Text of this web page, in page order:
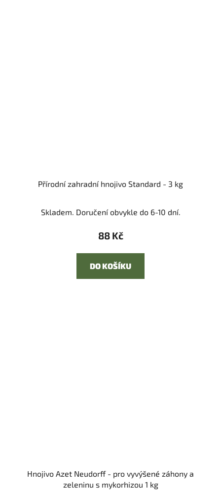
Přírodní zahradní hnojivo Standard - 3 kg
Skladem. Doručení obvykle do 6-10 dní.
88 Kč
DO KOŠÍKU
Hnojivo Azet Neudorff - pro vyvýšené záhony a
zeleninu s mykorhizou 1 kg